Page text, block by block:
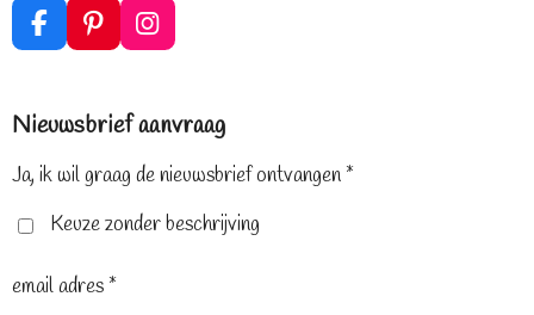
F
a
b
o
P
i
e
e
t
I
n
a
r
m
Nieuwsbrief aanvraag
Ja, ik wil graag de nieuwsbrief ontvangen *
Keuze zonder beschrijving
email adres *